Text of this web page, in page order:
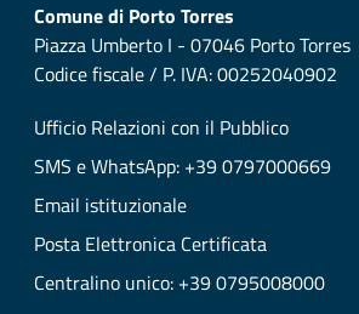
Comune di Porto Torres
Piazza Umberto I - 07046 Porto Torres
Codice fiscale / P. IVA: 00252040902
Ufficio Relazioni con il Pubblico
SMS e WhatsApp: +39 0797000669
Email istituzionale
Posta Elettronica Certificata
Centralino unico: +39 0795008000